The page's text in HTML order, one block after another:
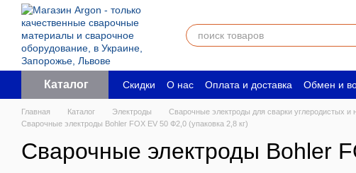
Перейти к основному контенту
Каталог Скидки О нас Оплата и доставка Обмен и
Пользовательское соглашение
Главная Каталог Электроды Сварочные электроды для сварки углеродистых и
Сварочные электроды Bohler FOX EV 50 Ф2,0 (упаковка 2,8 кг)
Сварочные электроды Bohler